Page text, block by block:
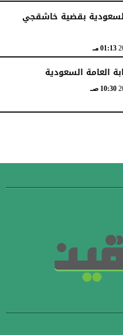
بقضية خاشقجي
01:13 مـ
العامة السعودية
10:30 صـ